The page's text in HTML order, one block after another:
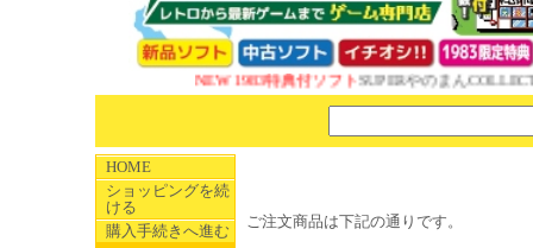
NEW 1983特典付ソフトSUPERやのまん
HOME
ショッピングを続
ける
購入手続きへ進む
ご注文商品は下記の通りです。